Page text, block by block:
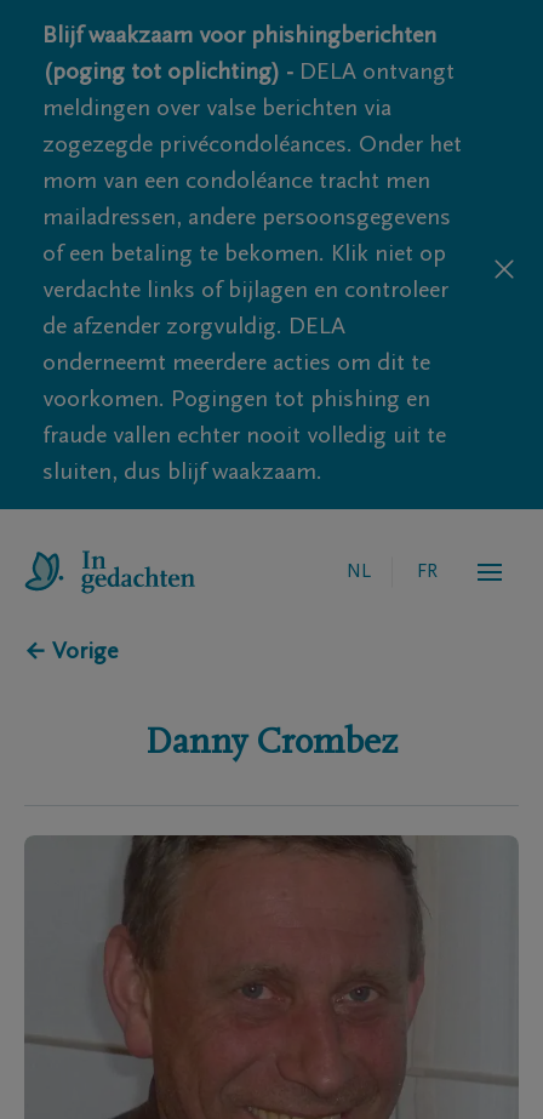
Blijf waakzaam voor phishingberichten
(poging tot oplichting) - DELA ontvangt
meldingen over valse berichten via
zogezegde privécondoléances. Onder het
mom van een condoléance tracht men
mailadressen, andere persoonsgegevens
of een betaling te bekomen. Klik niet op
verdachte links of bijlagen en controleer
de afzender zorgvuldig. DELA
onderneemt meerdere acties om dit te
voorkomen. Pogingen tot phishing en
fraude vallen echter nooit volledig uit te
sluiten, dus blijf waakzaam.
NL FR
← Vorige
Danny Crombez